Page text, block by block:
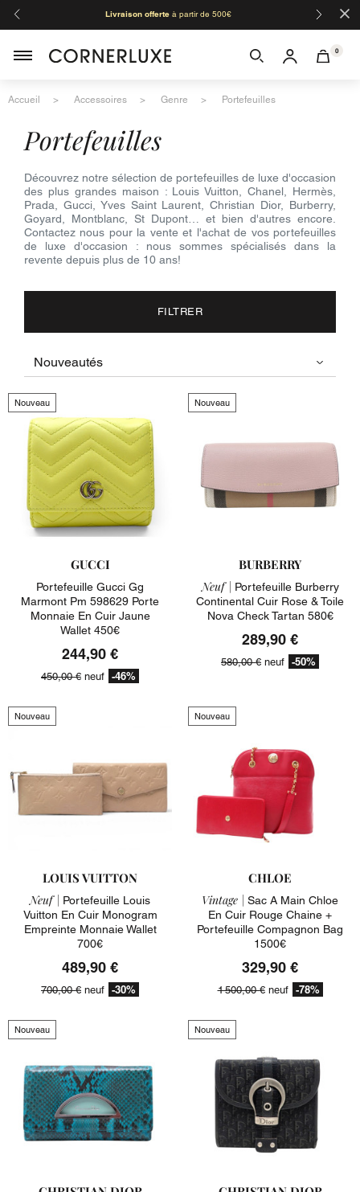
Livraison offerteà partir de 500€ ×
0
Accueil Accessoires Genre Portefeuilles
portefeuilles
Découvrez notre sélection de portefeuilles de luxe d'occasion
des plus grandes maison : Louis Vuitton, Chanel, Hermès,
Prada, Gucci, Yves Saint Laurent, Christian Dior, Burberry,
Goyard, Montblanc, St Dupont… et bien d'autres encore.
Contactez nous pour la vente et l'achat de vos portefeuilles
de luxe d'occasion : nous sommes spécialisés dans la
revente depuis plus de 10 ans!
FILTRER
Nouveau
GUCCI
Portefeuille Gucci Gg
Marmont Pm 598629 Porte
Monnaie En Cuir Jaune
Wallet 450€
244,90 €
450,00 € neuf -46%
Nouveau
BURBERRY
Neuf | Portefeuille Burberry
Continental Cuir Rose & Toile
Nova Check Tartan 580€
289,90 €
580,00 € neuf -50%
Nouveau
LOUIS VUITTON
Neuf | Portefeuille Louis
Vuitton En Cuir Monogram
Empreinte Monnaie Wallet
700€
489,90 €
700,00 € neuf -30%
Nouveau
CHLOE
Vintage | Sac A Main Chloe
En Cuir Rouge Chaine +
Portefeuille Compagnon Bag
1500€
329,90 €
1 500,00 €neuf -78%
Nouveau Nouveau